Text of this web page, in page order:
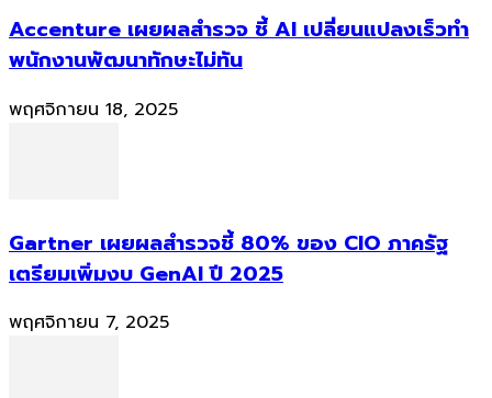
Accenture เผยผลสำรวจ ชี้ AI เปลี่ยนแปลงเร็วทำ
พนักงานพัฒนาทักษะไม่ทัน
พฤศจิกายน 18, 2025
Gartner เผยผลสำรวจชี้ 80% ของ CIO ภาครัฐ
เตรียมเพิ่มงบ GenAI ปี 2025
พฤศจิกายน 7, 2025